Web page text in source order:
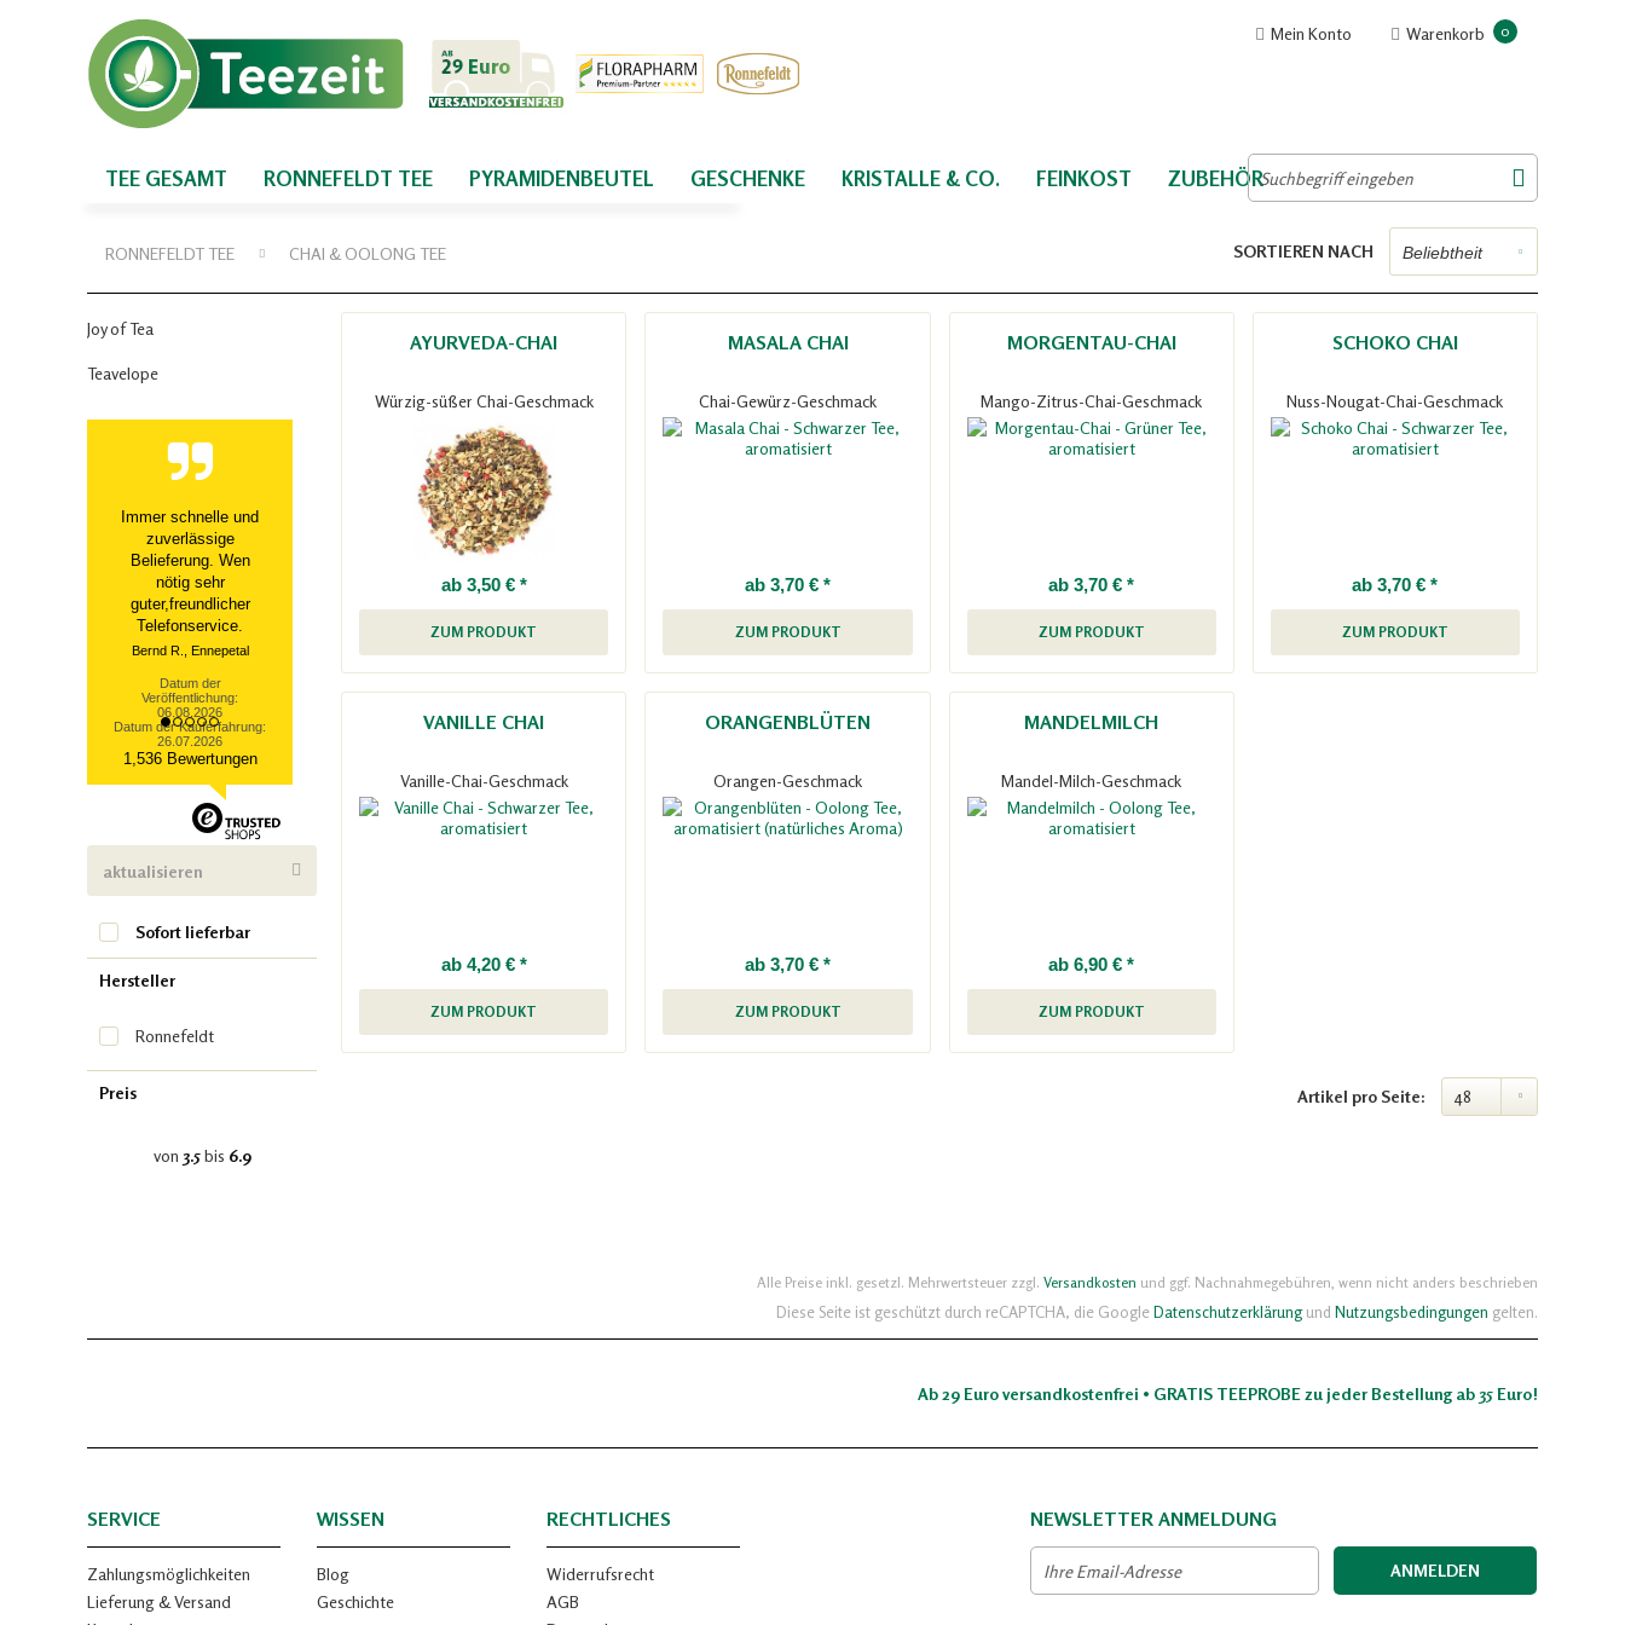
Warenkorb 0
Mein Konto
TEE GESAMT RONNEFELDT TEE PYRAMIDENBEUTEL GESCHENKE KRISTALLE & CO. FEINKOST ZUBEHÖR
RONNEFELDT TEE CHAI & OOLONG TEE SORTIEREN NACH
Joy of Tea
Teavelope
Immer schnelle und
zuverlässige
Belieferung. Wen
nötig sehr
guter,freundlicher
Telefonservice.
Bernd R., Ennepetal
Datum der
Veröffentlichung:
06.08.2026
Datum der Kauferfahrung:
26.07.2026
1,536 Bewertungen
aktualisieren
Sofort lieferbar
Hersteller
Ronnefeldt
Preis
von 3.5bis 6.9
AYURVEDA-CHAI
Würzig-süßer Chai-Geschmack
ab 3,50 € *
ZUM PRODUKT
MASALA CHAI
Chai-Gewürz-Geschmack
ab 3,70 € *
ZUM PRODUKT
MORGENTAU-CHAI
Mango-Zitrus-Chai-Geschmack
ab 3,70 € *
ZUM PRODUKT
SCHOKO CHAI
Nuss-Nougat-Chai-Geschmack
ab 3,70 € *
ZUM PRODUKT
VANILLE CHAI
Vanille-Chai-Geschmack
ab 4,20 € *
ZUM PRODUKT
ORANGENBLÜTEN
Orangen-Geschmack
ab 3,70 € *
ZUM PRODUKT
MANDELMILCH
Mandel-Milch-Geschmack
ab 6,90 € *
ZUM PRODUKT
Artikel pro Seite:
Alle Preise inkl. gesetzl. Mehrwertsteuer zzgl. Versandkosten und ggf. Nachnahmegebühren, wenn nicht anders beschrieben
Diese Seite ist geschützt durch reCAPTCHA, die GoogleDatenschutzerklärungund Nutzungsbedingungen gelten.
Ab 29 Euro versandkostenfrei • GRATIS TEEPROBE zu jeder Bestellung ab 35 Euro!
SERVICE
Zahlungsmöglichkeiten
Lieferung & Versand
WISSEN
Blog
Geschichte
RECHTLICHES
Widerrufsrecht
AGB
NEWSLETTER ANMELDUNG
ANMELDEN